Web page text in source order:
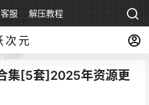
服 解压教程
次元
集[5套]2025年资源更